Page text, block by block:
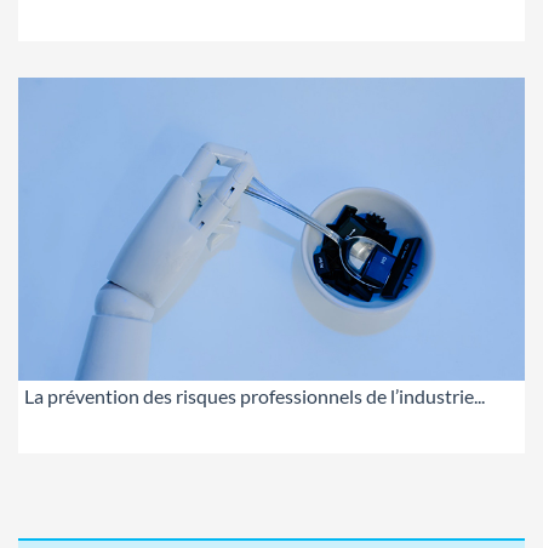
La prévention des risques professionnels de l’industrie...